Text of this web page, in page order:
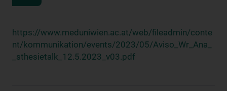
https://www.meduniwien.ac.at/web/fileadmin/conte
nt/kommunikation/events/2023/05/Aviso_Wr_Ana_
_sthesietalk_12.5.2023_v03.pdf